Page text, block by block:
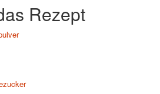
Rezept